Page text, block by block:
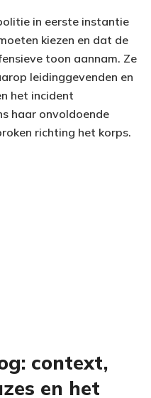
in eerste instantie
kiezen en dat de
toon aannam. Ze
leidinggevenden en
het incident
haar onvoldoende
richting het korps.
context,
en het